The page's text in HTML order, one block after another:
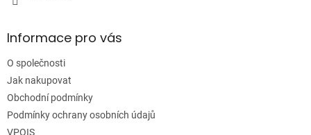
Informace pro vás
O společnosti
Jak nakupovat
Obchodní podmínky
Podmínky ochrany osobních údajů
VPOIS